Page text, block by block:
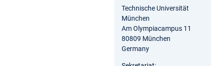
Technische Universität
München
Am Olympiacampus 11
80809 München
Germany